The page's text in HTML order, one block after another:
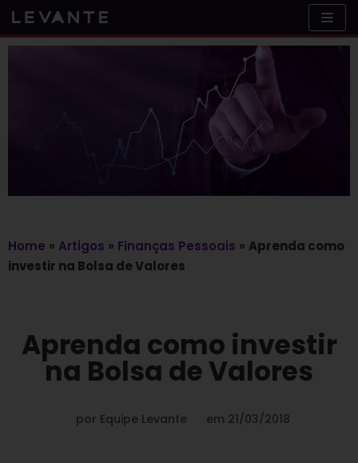
Skip
to
Home » Artigos » Finanças Pessoais » Aprenda como
investir na Bolsa de Valores
Aprenda como investir
na Bolsa de Valores
por Equipe Levante em 21/03/2018